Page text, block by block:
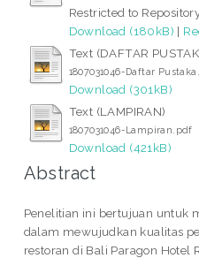
Restricted to
Download (180kB) |
Text (DAFTAR
1807031046-Daftar
Download (301kB)
Text (LAMPIRAN)
1807031046-Lampiran.pdf
Download (421kB)
Abstract
Penelitian ini bertujuan untuk
dalam mewujudkan kualitas
restoran di Bali Paragon Hotel